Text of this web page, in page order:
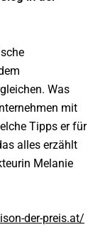
Was
mit
Tipps er für
alles erzählt
Melanie
der-preis.at/